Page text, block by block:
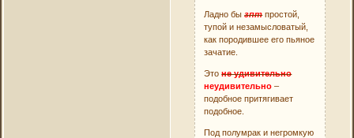
Ладно бызптпростой,
тупой и незамысловатый,
как породившее его пьяное
зачатие.
Этоне удивительно
неудивительно –
подобное притягивает
подобное.
Под полумрак и негромкую